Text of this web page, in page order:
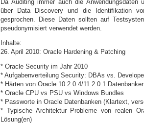
Da Auditing immer auch die Anwendungsdaten
über Data Discovery und die Identifikation
gesprochen. Diese Daten sollten auf
pseudonymisiert verwendet werden.
Inhalte:
26. April 2010: Oracle Hardening & Patching
* Oracle Security im Jahr 2010
* Aufgabenverteilung Security: DBAs vs.
* Härten von Oracle 10.2.0.4/11.2.0.1
* Oracle CPU vs PSU vs Windows Bundles
* Passworte in Oracle Datenbanken (Klartext,
* Typische Architektur Probleme von realen
Lösung(en)